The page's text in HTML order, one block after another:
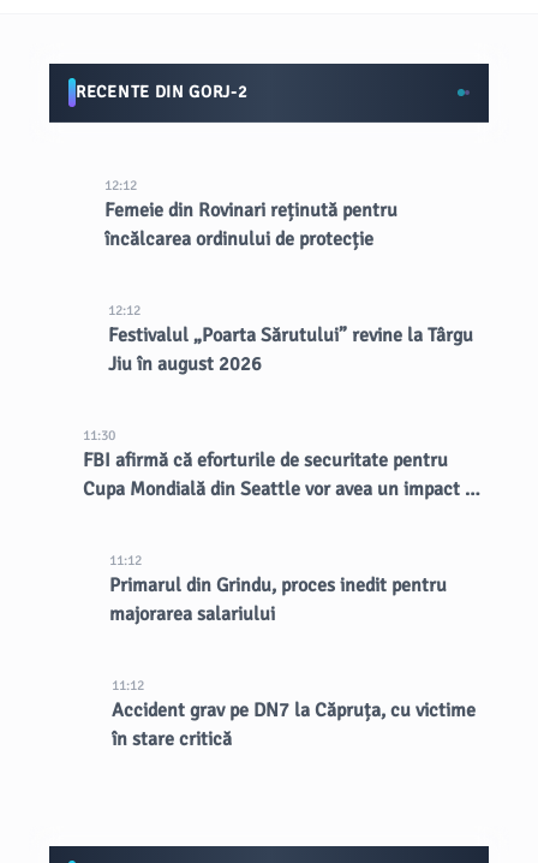
RECENTE DIN GORJ-2
12:12
Femeie din Rovinari reținută pentru
încălcarea ordinului de protecție
12:12
Festivalul „Poarta Sărutului” revine la Târgu
Jiu în august 2026
11:30
FBI afirmă că eforturile de securitate pentru
Cupa Mondială din Seattle vor avea un impact de
11:12
Primarul din Grindu, proces inedit pentru
majorarea salariului
11:12
Accident grav pe DN7 la Căpruța, cu victime
în stare critică